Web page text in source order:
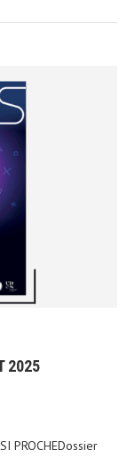
2025
PROCHEDossier